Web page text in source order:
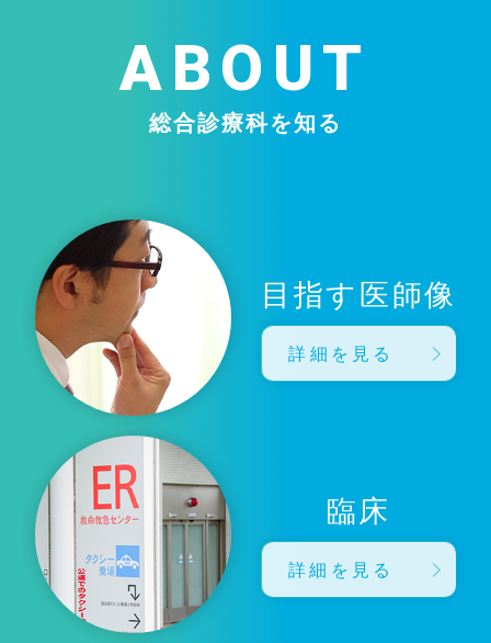
ABOUT
総合診療科を知る
目指す医師像
詳細を見る
臨床
詳細を見る